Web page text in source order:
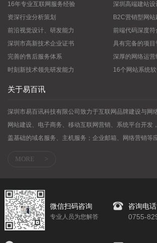
16年专业互联网服务经验
深圳高端建站设
资深行业分析策划
B2C营销型网
前沿视觉设计、研发能力
前端代码深度
深圳市高新技术企业证书
具有完备的项目
完善的售后服务体系
深厚的网络运营
时刻新技术领先研发能力
16个网站系统
关于易百讯
深圳市易百讯科技有限公司致力于互联网品牌建设与网
网站建设、电子商务、移动互联网营销、系统平台开发
盖基础的域名服务、主机服务；企业邮箱、网络营销等
MORE >
微信扫码咨询
专业人员为您解答
咨询电话
0755-